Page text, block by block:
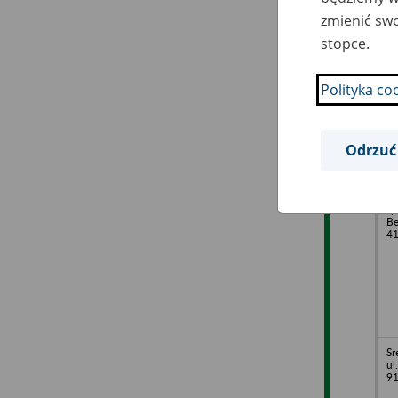
zmienić
stopce.
Polityka